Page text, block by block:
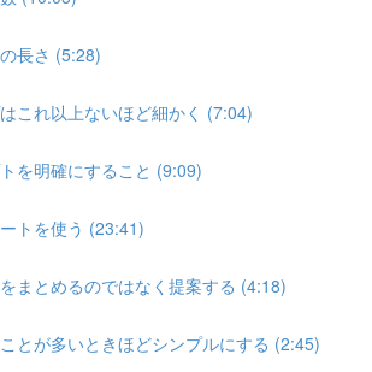
長さ (5:28)
これ以上ないほど細かく (7:04)
を明確にすること (9:09)
トを使う (23:41)
まとめるのではなく提案する (4:18)
とが多いときほどシンプルにする (2:45)